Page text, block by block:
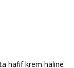
hafif krem haline